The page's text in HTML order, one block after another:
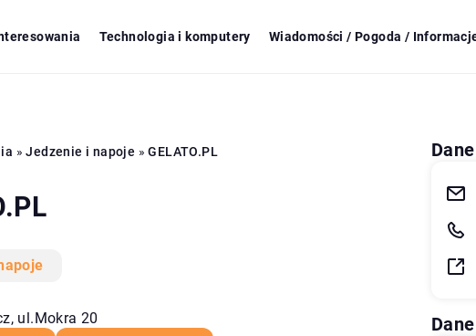
Technologia i komputery Wiadomości / Pogoda /
»Jedzenie i napoje »GELATO.PL
ul.Mokra 20